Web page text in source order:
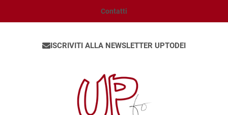
Contatti
ISCRIVITI ALLA NEWSLETTER UPTODEI